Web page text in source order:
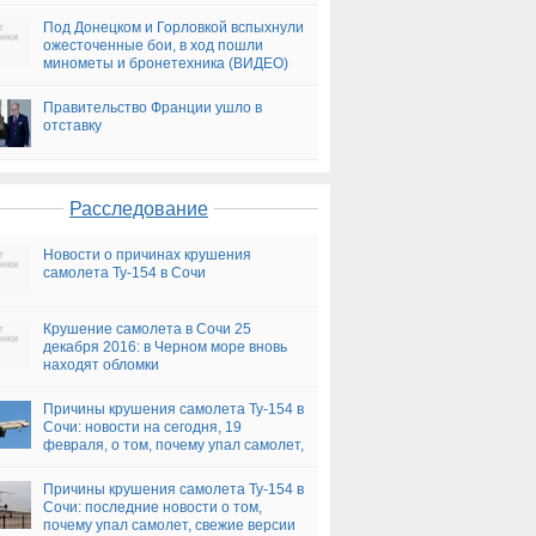
Под Донецком и Горловкой вспыхнули
ожесточенные бои, в ход пошли
минометы и бронетехника (ВИДЕО)
Правительство Франции ушло в
отставку
Расследование
Новости о причинах крушения
самолета Ту-154 в Сочи
Крушение самолета в Сочи 25
декабря 2016: в Черном море вновь
находят обломки
Причины крушения самолета Ту-154 в
Сочи: новости на сегодня, 19
февраля, о том, почему упал самолет,
Причины крушения самолета Ту-154 в
Сочи: последние новости о том,
почему упал самолет, свежие версии